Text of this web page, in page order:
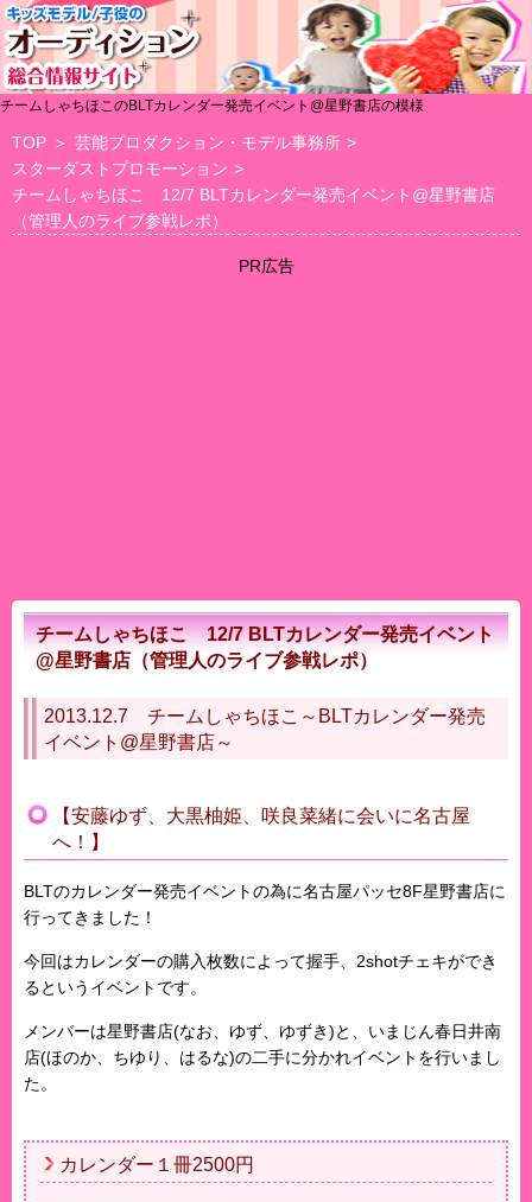
チームしゃちほこのBLTカレンダー発売イベント@星野書店の模様
TOP ＞ 芸能プロダクション・モデル事務所 >
スターダストプロモーション >
チームしゃちほこ 12/7 BLTカレンダー発売イベント@星野書店
（管理人のライブ参戦レポ）
PR広告
チームしゃちほこ 12/7 BLTカレンダー発売イベント
@星野書店（管理人のライブ参戦レポ）
2013.12.7 チームしゃちほこ～BLTカレンダー発売
イベント@星野書店～
【安藤ゆず、大黒柚姫、咲良菜緒に会いに名古屋
へ！】
BLTのカレンダー発売イベントの為に名古屋パッセ8F星野書店に
行ってきました！
今回はカレンダーの購入枚数によって握手、2shotチェキができ
るというイベントです。
メンバーは星野書店(なお、ゆず、ゆずき)と、いまじん春日井南
店(ほのか、ちゆり、はるな)の二手に分かれイベントを行いまし
た。
カレンダー１冊2500円